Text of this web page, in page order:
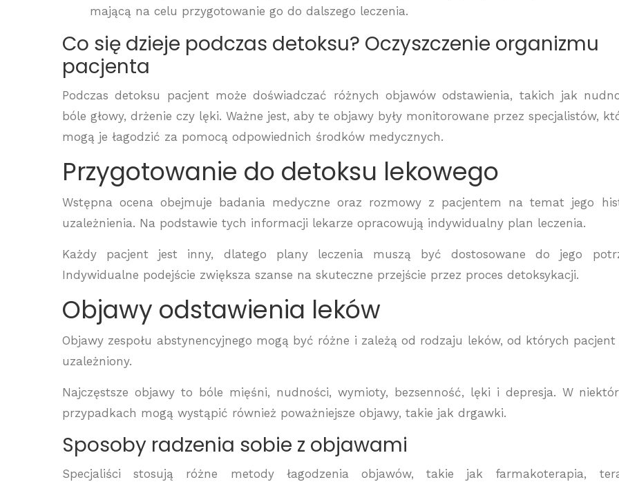
mającą na celu przygotowanie go do dalszego leczenia.
Co się dzieje podczas detoksu? Oczyszczenie organizmu
pacjenta
Podczas detoksu pacjent może doświadczać różnych objawów odstawienia, takich jak
bóle głowy, drżenie czy lęki. Ważne jest, aby te objawy były monitorowane przez specjalistów,
mogą je łagodzić za pomocą odpowiednich środków medycznych.
Przygotowanie do detoksu lekowego
Wstępna ocena obejmuje badania medyczne oraz rozmowy z pacjentem na temat jego
uzależnienia. Na podstawie tych informacji lekarze opracowują indywidualny plan leczenia.
Każdy pacjent jest inny, dlatego plany leczenia muszą być dostosowane do jego
Indywidualne podejście zwiększa szanse na skuteczne przejście przez proces detoksykacji.
Objawy odstawienia leków
Objawy zespołu abstynencyjnego mogą być różne i zależą od rodzaju leków, od których pacjent
uzależniony.
Najczęstsze objawy to bóle mięśni, nudności, wymioty, bezsenność, lęki i depresja. W
przypadkach mogą wystąpić również poważniejsze objawy, takie jak drgawki.
Sposoby radzenia sobie z objawami
Specjaliści stosują różne metody łagodzenia objawów, takie jak farmakoterapia,